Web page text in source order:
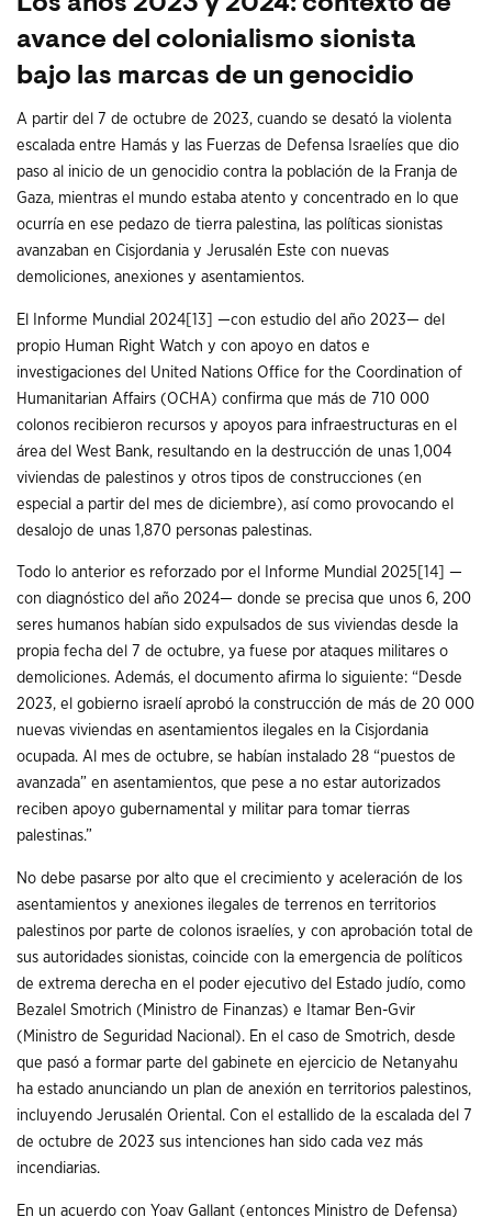
avance del colonialismo sionista
bajo las marcas de un genocidio
A partir del 7 de octubre de 2023, cuando se desató la violenta
escalada entre Hamás y las Fuerzas de Defensa Israelíes que dio
paso al inicio de un genocidio contra la población de la Franja de
Gaza, mientras el mundo estaba atento y concentrado en lo que
ocurría en ese pedazo de tierra palestina, las políticas sionistas
avanzaban en Cisjordania y Jerusalén Este con nuevas
demoliciones, anexiones y asentamientos.
El Informe Mundial 2024[13] —con estudio del año 2023— del
propio Human Right Watch y con apoyo en datos e
investigaciones del United Nations Office for the Coordination of
Humanitarian Affairs (OCHA) confirma que más de 710 000
colonos recibieron recursos y apoyos para infraestructuras en el
área del West Bank, resultando en la destrucción de unas 1,004
viviendas de palestinos y otros tipos de construcciones (en
especial a partir del mes de diciembre), así como provocando el
desalojo de unas 1,870 personas palestinas.
Todo lo anterior es reforzado por el Informe Mundial 2025 [14]
—
con diagnóstico del año 2024— donde se precisa que unos 6, 200
seres humanos habían sido expulsados de sus viviendas desde la
propia fecha del 7 de octubre, ya fuese por ataques militares o
demoliciones. Además, el documento afirma lo siguiente: “Desde
2023, el gobierno israelí aprobó la construcción de más de 20 000
nuevas viviendas en asentamientos ilegales en la Cisjordania
ocupada. Al mes de octubre, se habían instalado 28 “puestos de
avanzada” en asentamientos, que pese a no estar autorizados
reciben apoyo gubernamental y militar para tomar tierras
palestinas.”
No debe pasarse por alto que el crecimiento y aceleración de los
asentamientos y anexiones ilegales de terrenos en territorios
palestinos por parte de colonos israelíes, y con aprobación total de
sus autoridades sionistas, coincide con la emergencia de políticos
de extrema derecha en el poder ejecutivo del Estado judío, como
Bezalel Smotrich (Ministro de Finanzas) e Itamar Ben-Gvir
(Ministro de Seguridad Nacional). En el caso de Smotrich, desde
que pasó a formar parte del gabinete en ejercicio de Netanyahu
ha estado anunciando un plan de anexión en territorios palestinos,
incluyendo Jerusalén Oriental. Con el estallido de la escalada del 7
de octubre de 2023 sus intenciones han sido cada vez más
incendiarias.
En un acuerdo con Yoav Gallant (entonces Ministro de Defensa)